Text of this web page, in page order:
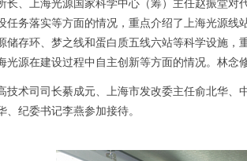
长、上海光源国家科学中心（筹）主任赵振堂
任务落实等方面的情况，重点介绍了上海光源线
储存环、梦之线和蛋白质五线六站等科学设施
光源在建设过程中自主创新等方面的情况。林念
技术司司长綦成元、上海市发改委主任俞北华
、纪委书记李燕参加接待。